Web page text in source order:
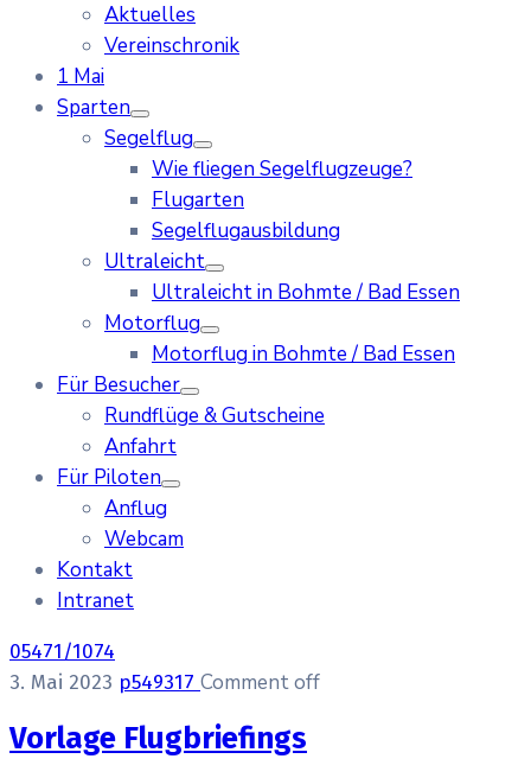
Aktuelles
Vereinschronik
1 Mai
Sparten
Segelflug
Wie fliegen Segelflugzeuge?
Flugarten
Segelflugausbildung
Ultraleicht
Ultraleicht in Bohmte / Bad Essen
Motorflug
Motorflug in Bohmte / Bad Essen
Für Besucher
Rundflüge & Gutscheine
Anfahrt
Für Piloten
Anflug
Webcam
Kontakt
Intranet
05471/1074
3. Mai 2023 p549317 Comment off
Vorlage Flugbriefings